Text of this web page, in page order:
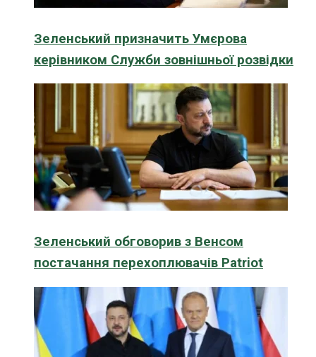
Зеленський призначить Умєрова
керівником Служби зовнішньої розвідки
Зеленський обговорив з Венсом
постачання перехоплювачів Patriot